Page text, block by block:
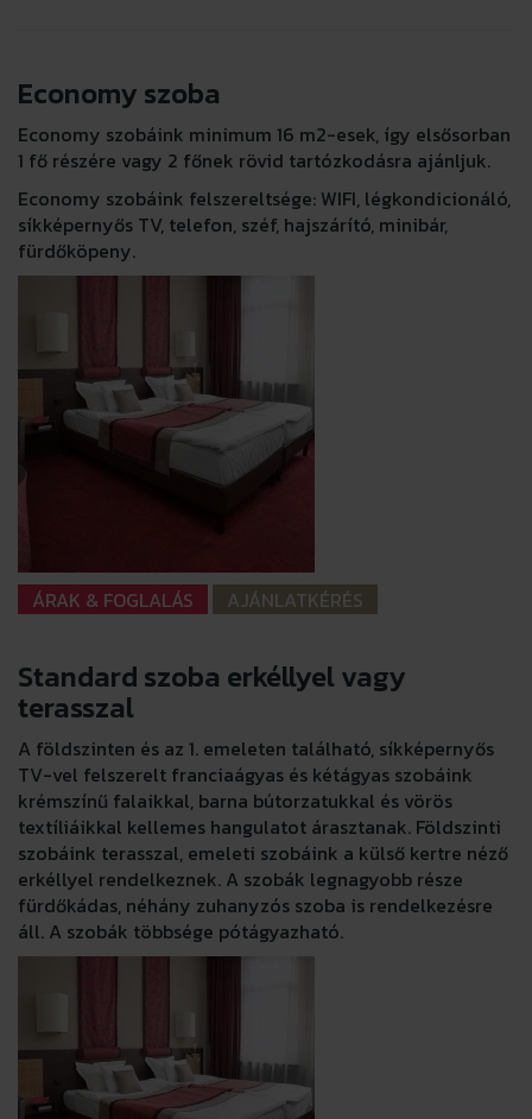
Economy szoba
Economy szobáink minimum 16 m2-esek, így elsősorban
1 fő részére vagy 2 főnek rövid tartózkodásra ajánljuk.
Economy szobáink felszereltsége: WIFI, légkondicionáló,
síkképernyős TV, telefon, széf, hajszárító, minibár,
fürdőköpeny.
ÁRAK & FOGLALÁS AJÁNLATKÉRÉS
Standard szoba erkéllyel vagy
terasszal
A földszinten és az 1. emeleten található, síkképernyős
TV-vel felszerelt franciaágyas és kétágyas szobáink
krémszínű falaikkal, barna bútorzatukkal és vörös
textíliáikkal kellemes hangulatot árasztanak. Földszinti
szobáink terasszal, emeleti szobáink a külső kertre néző
erkéllyel rendelkeznek. A szobák legnagyobb része
fürdőkádas, néhány zuhanyzós szoba is rendelkezésre
áll. A szobák többsége pótágyazható.